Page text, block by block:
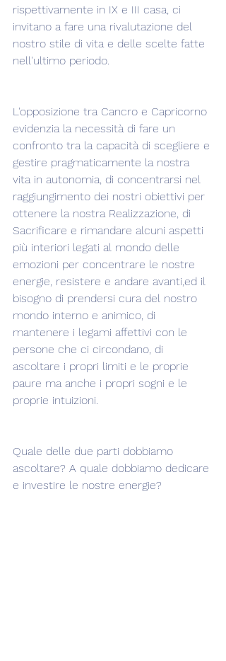
rispettivamente in IX e III casa, ci
invitano a fare una rivalutazione del
nostro stile di vita e delle scelte fatte
nell'ultimo periodo.
L'opposizione tra Cancro e Capricorno
evidenzia la necessità di fare un
confronto tra la capacità di scegliere e
gestire pragmaticamente la nostra
vita in autonomia, di concentrarsi nel
raggiungimento dei nostri obiettivi per
ottenere la nostra Realizzazione, di
Sacrificare e rimandare alcuni aspetti
più interiori legati al mondo delle
emozioni per concentrare le nostre
energie, resistere e andare avanti,ed il
bisogno di prendersi cura del nostro
mondo interno e animico, di
mantenere i legami affettivi con le
persone che ci circondano, di
ascoltare i propri limiti e le proprie
paure ma anche i propri sogni e le
proprie intuizioni.
Quale delle due parti dobbiamo
ascoltare? A quale dobbiamo dedicare
e investire le nostre energie?